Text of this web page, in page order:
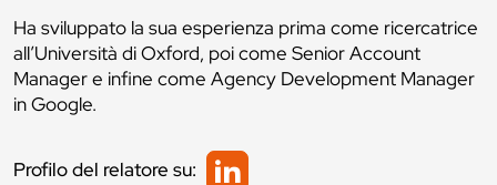
Ha sviluppato la sua esperienza prima come ricercatrice
all’Università di Oxford, poi come Senior Account
Manager e infine come Agency Development Manager
in Google.
Profilo del relatore su: